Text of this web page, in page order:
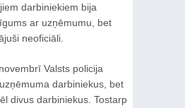
darbiniekiem bija
ar uzņēmumu, bet
neoficiāli.
Valsts policija
darbiniekus, bet
divus darbiniekus. Tostarp